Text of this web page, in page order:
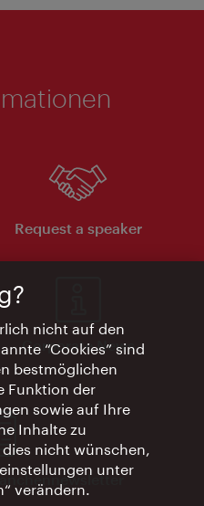
Request a speaker
Corporate News
nicht auf den
“Cookies” sind
bestmöglichen
Funktion der
sowie auf Ihre
Inhalte zu
nicht wünschen,
unter
verändern.